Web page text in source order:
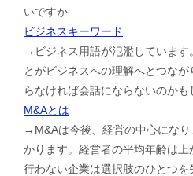
いですか
ビジネスキーワード
→ビジネス用語が氾濫しています
とがビジネスへの理解へとつな
らなければ会話にならないのかも
M&Aとは
→M&Aは今後、経営の中心にな
かります。経営者の平均年齢は
行わない企業は選択肢のひとつ